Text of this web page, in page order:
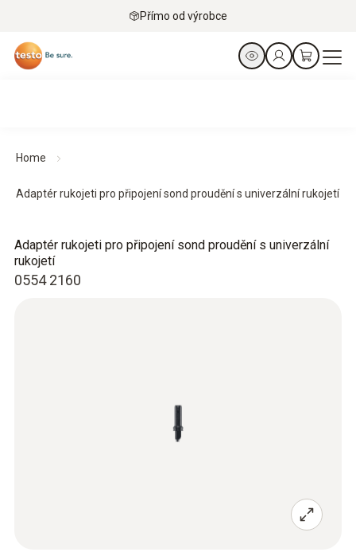
Přímo od výrobce
Home
Adaptér rukojeti pro připojení sond proudění s univerzální rukojetí
0554 2160
Adaptér rukojeti pro připojení sond proudění s univerzální
rukojetí